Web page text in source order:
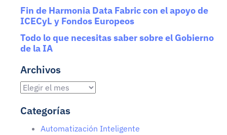
Fin de Harmonia Data Fabric con el apoyo de
ICECyL y Fondos Europeos
Todo lo que necesitas saber sobre el Gobierno
de la IA
Archivos
Categorías
Automatización Inteligente